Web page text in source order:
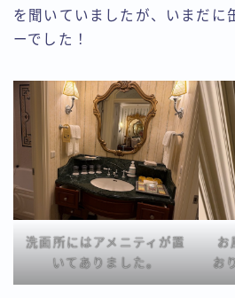
を聞いていましたが、いまだに
ーでした！
洗面所にはアメニティが置
いてありました。
お
お